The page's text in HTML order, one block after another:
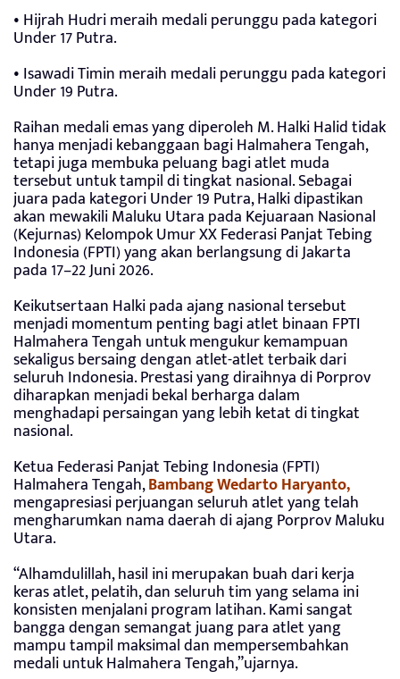
• Hijrah Hudri meraih medali perunggu pada kategori
Under 17 Putra.
• Isawadi Timin meraih medali perunggu pada kategori
Under 19 Putra.
Raihan medali emas yang diperoleh M. Halki Halid tidak
hanya menjadi kebanggaan bagi Halmahera Tengah,
tetapi juga membuka peluang bagi atlet muda
tersebut untuk tampil di tingkat nasional. Sebagai
juara pada kategori Under 19 Putra, Halki dipastikan
akan mewakili Maluku Utara pada Kejuaraan Nasional
(Kejurnas) Kelompok Umur XX Federasi Panjat Tebing
Indonesia (FPTI) yang akan berlangsung di Jakarta
pada 17–22 Juni 2026.
Keikutsertaan Halki pada ajang nasional tersebut
menjadi momentum penting bagi atlet binaan FPTI
Halmahera Tengah untuk mengukur kemampuan
sekaligus bersaing dengan atlet-atlet terbaik dari
seluruh Indonesia. Prestasi yang diraihnya di Porprov
diharapkan menjadi bekal berharga dalam
menghadapi persaingan yang lebih ketat di tingkat
nasional.
Ketua Federasi Panjat Tebing Indonesia (FPTI)
Halmahera Tengah,Bambang Wedarto Haryanto,
mengapresiasi perjuangan seluruh atlet yang telah
mengharumkan nama daerah di ajang Porprov Maluku
Utara.
“Alhamdulillah, hasil ini merupakan buah dari kerja
keras atlet, pelatih, dan seluruh tim yang selama ini
konsisten menjalani program latihan. Kami sangat
bangga dengan semangat juang para atlet yang
mampu tampil maksimal dan mempersembahkan
medali untuk Halmahera Tengah,”ujarnya.